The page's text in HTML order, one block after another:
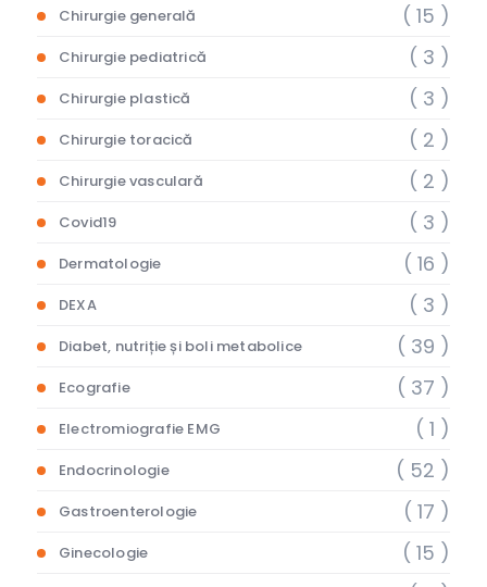
Chirurgie generală ( 15 )
Chirurgie pediatrică ( 3 )
Chirurgie plastică ( 3 )
Chirurgie toracică ( 2 )
Chirurgie vasculară ( 2 )
Covid19 ( 3 )
Dermatologie ( 16 )
DEXA ( 3 )
Diabet, nutriție și boli metabolice ( 39 )
Ecografie ( 37 )
Electromiografie EMG ( 1 )
Endocrinologie ( 52 )
Gastroenterologie ( 17 )
Ginecologie ( 15 )